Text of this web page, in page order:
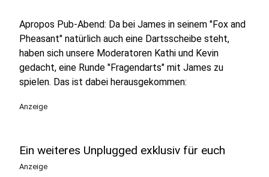
Apropos Pub-Abend: Da bei James in seinem "Fox and
Pheasant" natürlich auch eine Dartsscheibe steht,
haben sich unsere Moderatoren Kathi und Kevin
gedacht, eine Runde "Fragendarts" mit James zu
spielen. Das ist dabei herausgekommen:
Anzeige
Ein weiteres Unplugged exklusiv für euch
Anzeige